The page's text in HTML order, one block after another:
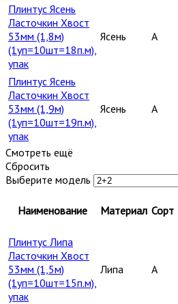
Плинтус Ясень
Ласточкин Хвост
53мм (1,8м)
(1уп=10шт=18п.м),
упак
Ясень A
Плинтус Ясень
Ласточкин Хвост
53мм (1,9м)
(1уп=10шт=19п.м),
упак
Ясень A
Смотреть ещё
Сбросить
Выберите модель
Наименование Материал Сорт
Плинтус Липа
Ласточкин Хвост
53мм (1,5м)
(1уп=10шт=15п.м),
упак
Липа A